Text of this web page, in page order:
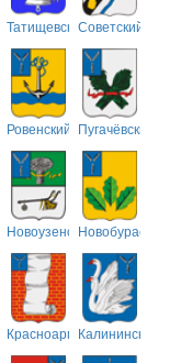
ТатищевскийСоветский
Ровенский Пугачёвский
НовоузенскийНовобурасский
Красноармейский
Калининский